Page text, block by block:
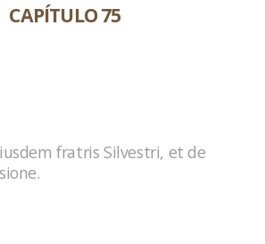
CAPÍTULO 75
fratris Silvestri, et de